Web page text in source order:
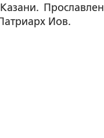
Прославлен
Иов.